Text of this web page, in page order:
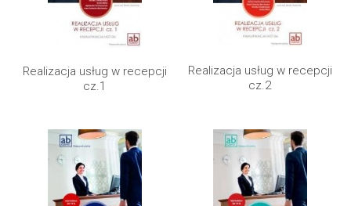
Realizacja usług w recepcji
cz.1
Realizacja usług w recepcji
cz.2